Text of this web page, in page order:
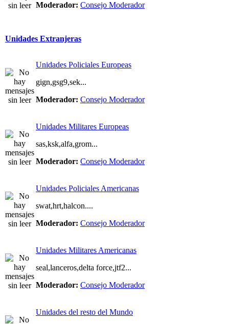
Moderador: Consejo Moderador
Unidades Extranjeras
Unidades Policiales Europeas
gign,gsg9,sek...
Moderador: Consejo Moderador
Unidades Militares Europeas
sas,ksk,alfa,grom...
Moderador: Consejo Moderador
Unidades Policiales Americanas
swat,hrt,halcon....
Moderador: Consejo Moderador
Unidades Militares Americanas
seal,lanceros,delta force,jtf2...
Moderador: Consejo Moderador
Unidades del resto del Mundo